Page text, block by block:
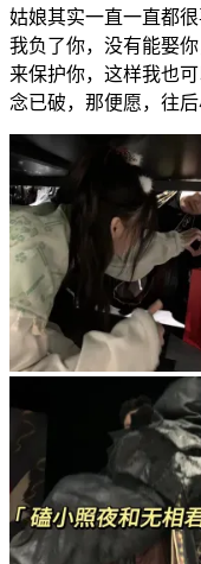
姑娘其实一直一直都
我负了你，没有能娶
来保护你，这样我也
念已破，那便愿，往